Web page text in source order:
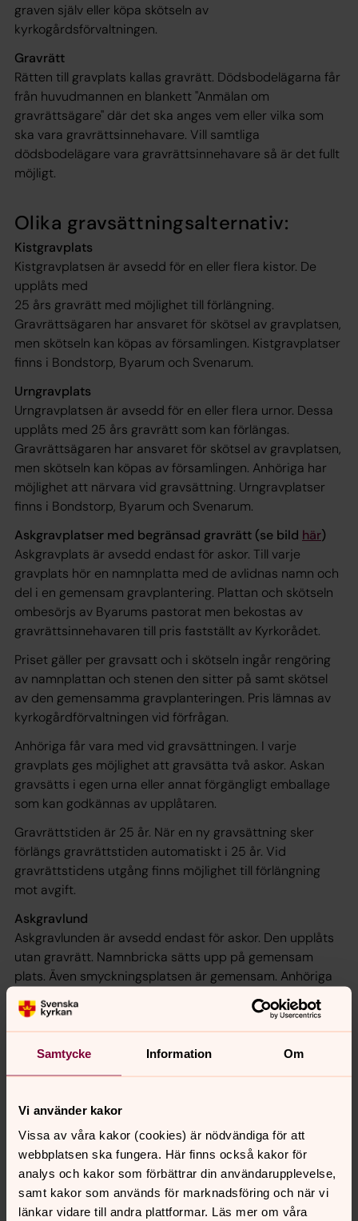
Samtycke Information Om
Vi använder kakor
Vissa av våra kakor (cookies) är nödvändiga för att
webbplatsen ska fungera. Här finns också kakor för
analys och kakor som förbättrar din användarupplevelse,
samt kakor som används för marknadsföring och när vi
länkar vidare till andra plattformar. Läs mer om våra
graven själv eller köpa skötseln av
kyrkogårdsförvaltningen.
Gravrätt
Rätten till gravplats kallas gravrätt. Dödsbodelägarna får
från huvudmannen en blankett "Anmälan om
gravrättsägare" där det ska anges vem eller vilka som
ska vara gravrättsinnehavare. Vill samtliga
dödsbodelägare vara gravrättsinnehavare så är det fullt
möjligt.
Olika gravsättningsalternativ:
Kistgravplats
Kistgravplatsen är avsedd för en eller flera kistor. De
upplåts med
25 års gravrätt med möjlighet till förlängning.
Gravrättsägaren har ansvaret för skötsel av gravplatsen,
men skötseln kan köpas av församlingen. Kistgravplatser
finns i Bondstorp, Byarum och Svenarum.
Urngravplats
Urngravplatsen är avsedd för en eller flera urnor. Dessa
upplåts med 25 års gravrätt som kan förlängas.
Gravrättsägaren har ansvaret för skötsel av gravplatsen,
men skötseln kan köpas av församlingen. Anhöriga har
möjlighet att närvara vid gravsättning. Urngravplatser
finns i Bondstorp, Byarum och Svenarum.
Askgravplatser med begränsad gravrätt (se bild här)
Askgravplats är avsedd endast för askor. Till varje
gravplats hör en namnplatta med de avlidnas namn och
del i en gemensam gravplantering. Plattan och skötseln
ombesörjs av Byarums pastorat men bekostas av
gravrättsinnehavaren till pris fastställt av Kyrkorådet.
Priset gäller per gravsatt och i skötseln ingår rengöring
av namnplattan och stenen den sitter på samt skötsel
av den gemensamma gravplanteringen. Pris lämnas av
kyrkogårdförvaltningen vid förfrågan.
Anhöriga får vara med vid gravsättningen. I varje
gravplats ges möjlighet att gravsätta två askor. Askan
gravsätts i egen urna eller annat förgängligt emballage
som kan godkännas av upplåtaren.
Gravrättstiden är 25 år. När en ny gravsättning sker
förlängs gravrättstiden automatiskt i 25 år. Vid
gravrättstidens utgång finns möjlighet till förlängning
mot avgift.
Askgravlund
Askgravlunden är avsedd endast för askor. Den upplåts
utan gravrätt. Namnbricka sätts upp på gemensam
plats. Även smyckningsplatsen är gemensam. Anhöriga
har möjlighet att närvara vid gravsättning. Askgravlund
finns i Bondstorp, Byarum och Svenarum.
Minneslunden är ett gravområde för nedgrävning av
askor. Detta är en anonym gravsättning utan gravrätt
av personal. Minneslunden har en gemensam
smyckningsplats. Minneslund finns i Bondstorp, Byarum
och Svenarum.